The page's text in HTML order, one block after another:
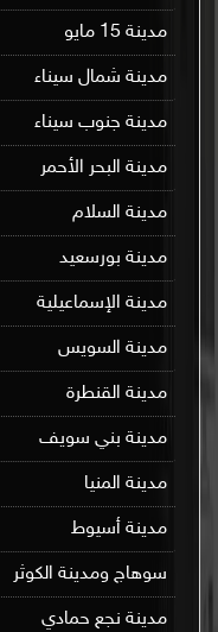
مدينة 15 مايو
مدينة شمال سيناء
مدينة جنوب سيناء
مدينة البحر الأحمر
مدينة السلام
مدينة بورسعيد
مدينة الإسماعيلية
مدينة السويس
مدينة القنطرة
مدينة بني سويف
مدينة المنيا
مدينة أسيوط
سوهاج ومدينة الكوثر
مدينة نجع حمادي